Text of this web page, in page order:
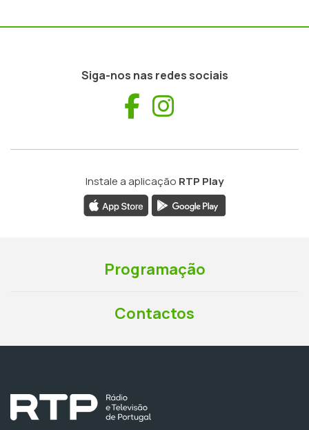
Siga-nos nas redes sociais
Facebook
Instale a aplicação RTP Play
Programação
Contactos